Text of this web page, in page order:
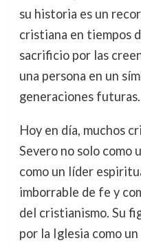
su historia es un
cristiana en tiempos
sacrificio por las
una persona en un
generaciones futuras.
Hoy en día, muchos
Severo no solo como
como un líder
imborrable de fe y
del cristianismo. Su
por la Iglesia como